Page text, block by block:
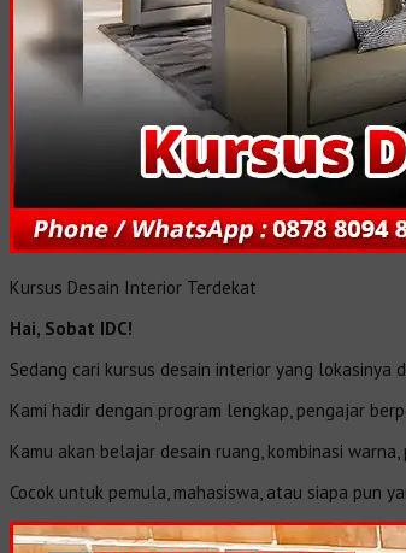
Kursus Desain Interior Terdekat
Hai, Sobat IDC!
Sedang cari kursus desain interior yang lokasinya
Kami hadir dengan program lengkap, pengajar
Kamu akan belajar desain ruang, kombinasi
Cocok untuk pemula, mahasiswa, atau siapa pun